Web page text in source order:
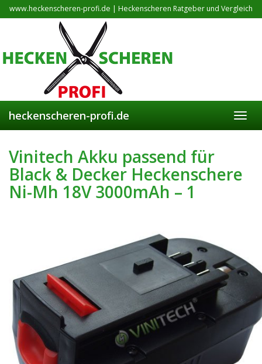
Skip
to
www.heckenscheren-profi.de | Heckenscheren Ratgeber und Vergleich
heckenscheren-profi.de
Vinitech Akku passend für
Black & Decker Heckenschere
Ni-Mh 18V 3000mAh – 1